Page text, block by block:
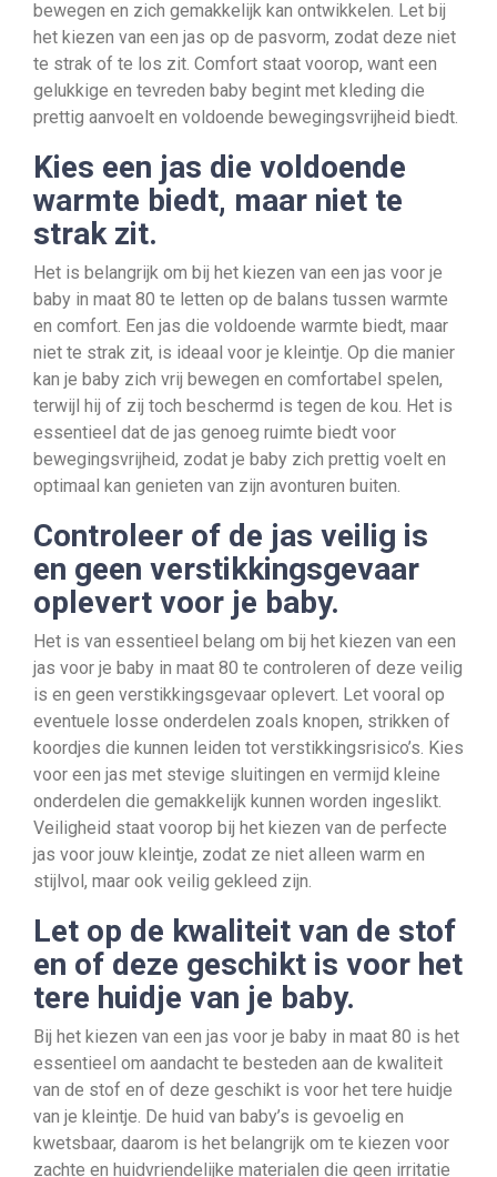
bewegen en zich gemakkelijk kan ontwikkelen. Let bij
het kiezen van een jas op de pasvorm, zodat deze niet
te strak of te los zit. Comfort staat voorop, want een
gelukkige en tevreden baby begint met kleding die
prettig aanvoelt en voldoende bewegingsvrijheid biedt.
Kies een jas die voldoende
warmte biedt, maar niet te
strak zit.
Het is belangrijk om bij het kiezen van een jas voor je
baby in maat 80 te letten op de balans tussen warmte
en comfort. Een jas die voldoende warmte biedt, maar
niet te strak zit, is ideaal voor je kleintje. Op die manier
kan je baby zich vrij bewegen en comfortabel spelen,
terwijl hij of zij toch beschermd is tegen de kou. Het is
essentieel dat de jas genoeg ruimte biedt voor
bewegingsvrijheid, zodat je baby zich prettig voelt en
optimaal kan genieten van zijn avonturen buiten.
Controleer of de jas veilig is
en geen verstikkingsgevaar
oplevert voor je baby.
Het is van essentieel belang om bij het kiezen van een
jas voor je baby in maat 80 te controleren of deze veilig
is en geen verstikkingsgevaar oplevert. Let vooral op
eventuele losse onderdelen zoals knopen, strikken of
koordjes die kunnen leiden tot verstikkingsrisico’s. Kies
voor een jas met stevige sluitingen en vermijd kleine
onderdelen die gemakkelijk kunnen worden ingeslikt.
Veiligheid staat voorop bij het kiezen van de perfecte
jas voor jouw kleintje, zodat ze niet alleen warm en
stijlvol, maar ook veilig gekleed zijn.
Let op de kwaliteit van de stof
en of deze geschikt is voor het
tere huidje van je baby.
Bij het kiezen van een jas voor je baby in maat 80 is het
essentieel om aandacht te besteden aan de kwaliteit
van de stof en of deze geschikt is voor het tere huidje
van je kleintje. De huid van baby’s is gevoelig en
kwetsbaar, daarom is het belangrijk om te kiezen voor
zachte en huidvriendelijke materialen die geen irritatie